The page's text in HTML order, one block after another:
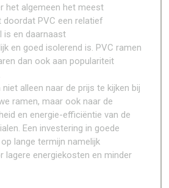
het algemeen het meest
doordat PVC een relatief
is en daarnaast
en goed isolerend is. PVC ramen
dan ook aan populariteit
alleen naar de prijs te kijken bij
ramen, maar ook naar de
en energie-efficiëntie van de
Een investering in goede
lange termijn namelijk
lagere energiekosten en minder